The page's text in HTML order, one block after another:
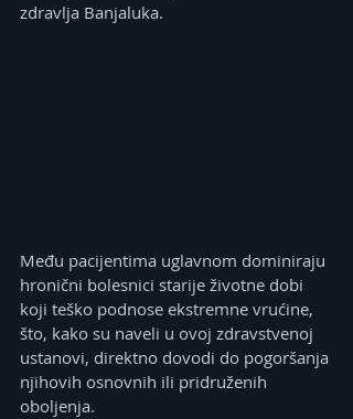
zdravlja Banjaluka.
Među pacijentima uglavnom dominiraju
hronični bolesnici starije životne dobi
koji teško podnose ekstremne vrućine,
što, kako su naveli u ovoj zdravstvenoj
ustanovi, direktno dovodi do pogoršanja
njihovih osnovnih ili pridruženih
oboljenja.